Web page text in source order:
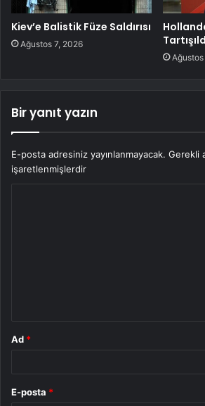
Kiev’e Balistik Füze Saldırısı
Ağustos 7, 2026
Bir yanıt yazın
E-posta adresiniz yayınlanmayacak. Gerekli
işaretlenmişlerdir
Ad *
E-posta *